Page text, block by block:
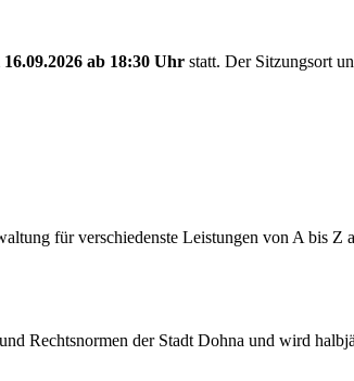
16.09.2026 ab 18:30 Uhr statt. Der Sitzungsort
für verschiedenste Leistungen von A bis Z
Rechtsnormen der Stadt Dohna und wird